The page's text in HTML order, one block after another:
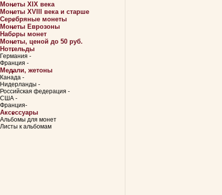
Монеты XIX века
Монеты XVIII века и старше
Серебряные монеты
Монеты Еврозоны
Наборы монет
Монеты, ценой до 50 руб.
Нотгельды
Германия -
Франция -
Медали, жетоны
Канада -
Нидерланды -
Российская федерация -
США -
Франция-
Аксессуары
Альбомы для монет
Листы к альбомам